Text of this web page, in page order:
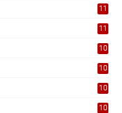
11
11
10
10
10
10